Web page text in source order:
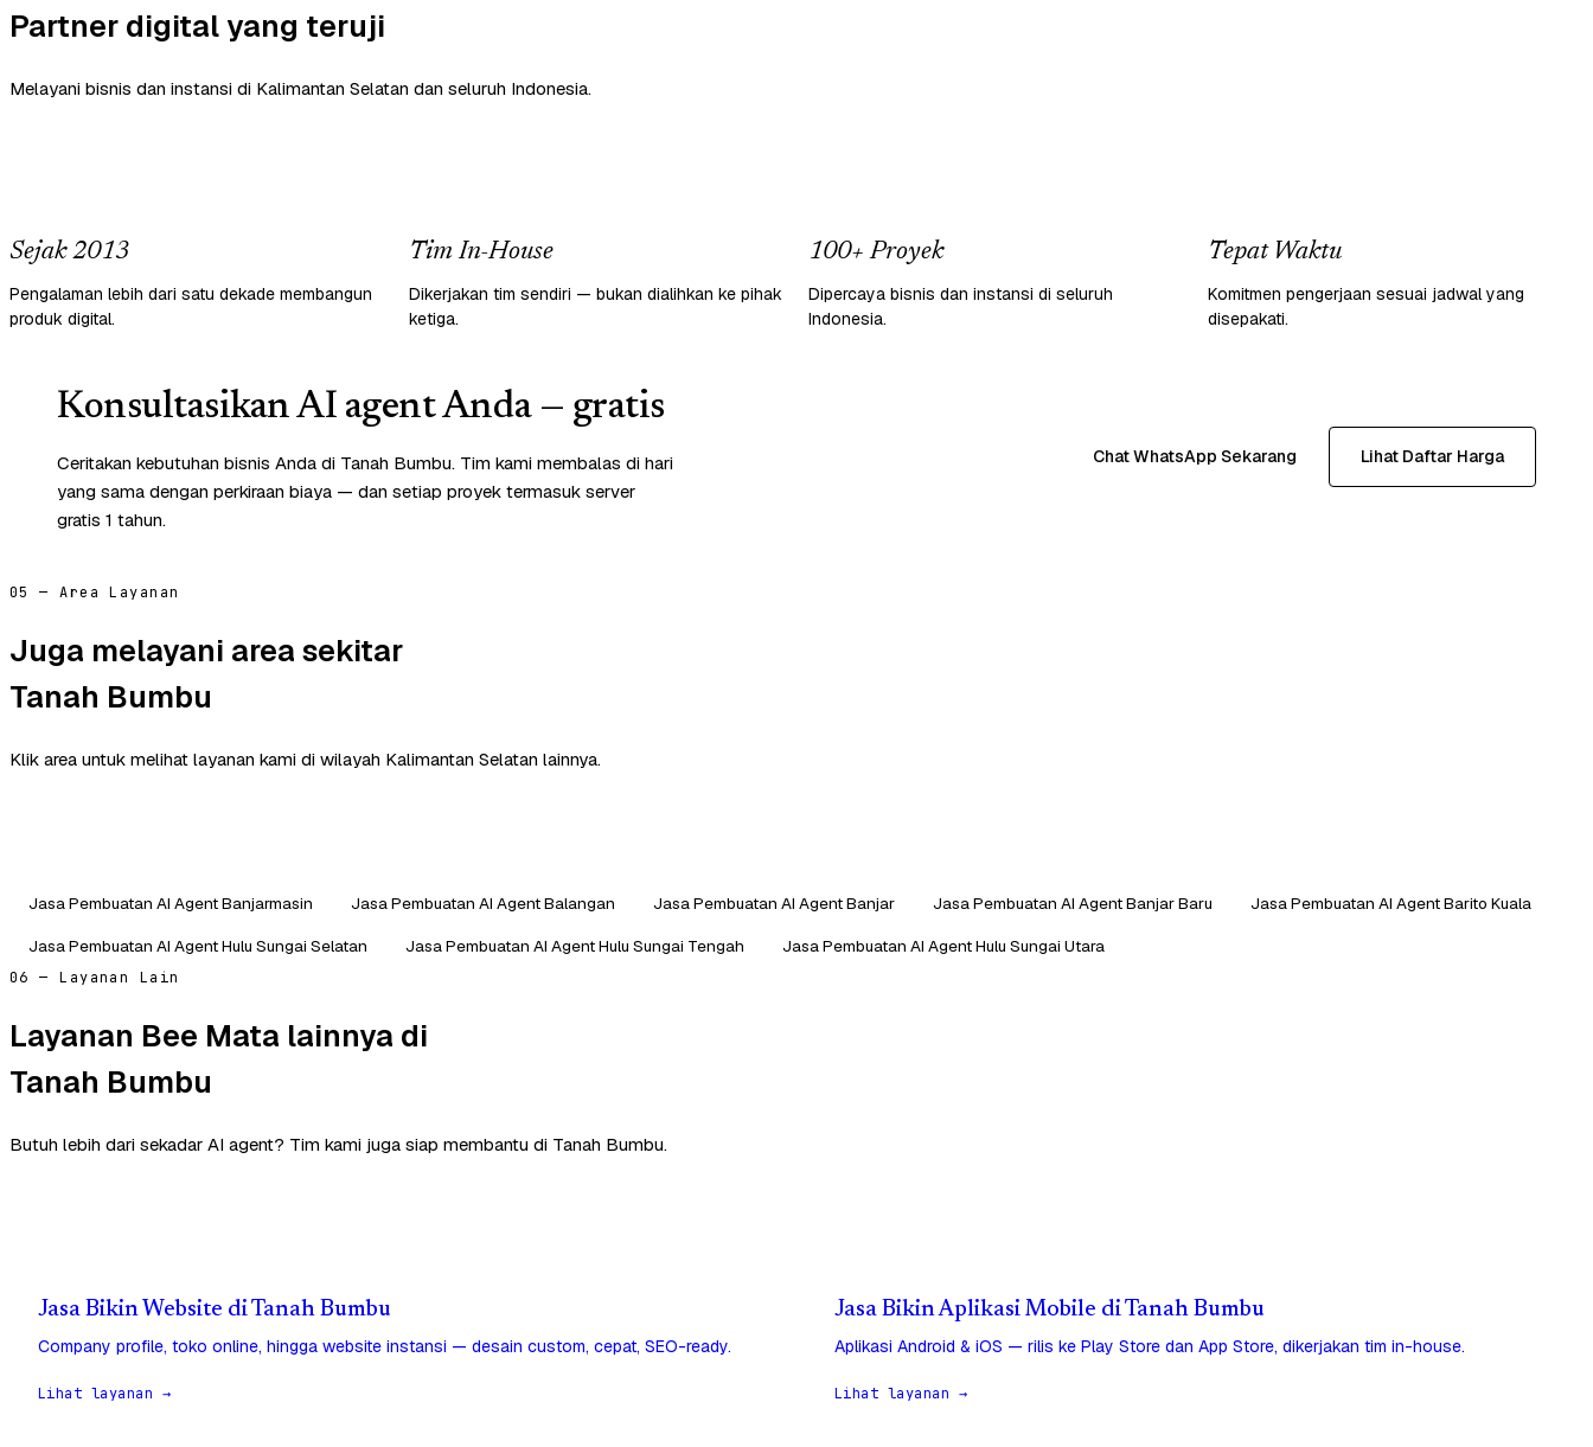
Partner digital yang teruji
Melayani bisnis dan instansi di Kalimantan Selatan dan seluruh Indonesia.
Sejak 2013
Pengalaman lebih dari satu dekade membangun
produk digital.
Tim In-House
Dikerjakan tim sendiri — bukan dialihkan ke pihak
ketiga.
100+ Proyek
Dipercaya bisnis dan instansi di seluruh
Indonesia.
Tepat Waktu
Komitmen pengerjaan sesuai jadwal yang
disepakati.
Konsultasikan AI agent Anda — gratis
Ceritakan kebutuhan bisnis Anda di Tanah Bumbu. Tim kami membalas di hari
yang sama dengan perkiraan biaya — dan setiap proyek termasuk server
gratis 1 tahun.
Chat WhatsApp Sekarang Lihat Daftar Harga
05 — Area Layanan
Juga melayani area sekitar
Tanah Bumbu
Klik area untuk melihat layanan kami di wilayah Kalimantan Selatan lainnya.
Jasa Pembuatan AI Agent Banjarmasin Jasa Pembuatan AI Agent Balangan Jasa Pembuatan AI Agent Banjar Jasa Pembuatan AI Agent Banjar Baru
Jasa Pembuatan AI Agent Barito Kuala
Jasa Pembuatan AI Agent Hulu Sungai Selatan
Jasa Pembuatan AI Agent Hulu Sungai Tengah Jasa Pembuatan AI Agent Hulu Sungai Utara
06 — Layanan Lain
Layanan Bee Mata lainnya di
Tanah Bumbu
Butuh lebih dari sekadar AI agent? Tim kami juga siap membantu di Tanah Bumbu.
Jasa Bikin Website di Tanah Bumbu
Company profile, toko online, hingga website instansi — desain custom, cepat, SEO-ready.
Lihat layanan →
Jasa Bikin Aplikasi Mobile di Tanah Bumbu
Aplikasi Android & iOS — rilis ke Play Store dan App Store, dikerjakan tim in-house.
Lihat layanan →